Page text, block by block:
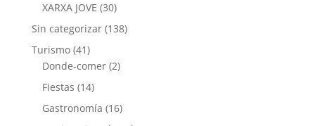
XARXA JOVE (30)
Sin categorizar(138)
Turismo(41)
Donde-comer(2)
Fiestas (14)
Gastronomía (16)